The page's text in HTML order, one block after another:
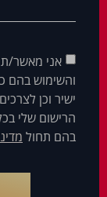
אני מאשר/
והשימוש בהם
ישיר וכן
הרישום שלי
בהם תחול